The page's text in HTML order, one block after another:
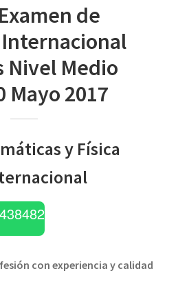
de
Nivel Medio
Mayo 2017
y Física
con experiencia y calidad